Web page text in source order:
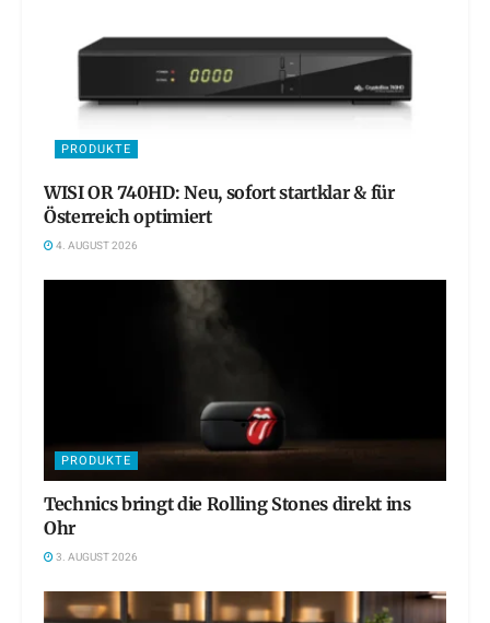
PRODUKTE
WISI OR 740HD: Neu, sofort startklar & für
Österreich optimiert
4. AUGUST 2026
PRODUKTE
Technics bringt die Rolling Stones direkt ins
Ohr
3. AUGUST 2026